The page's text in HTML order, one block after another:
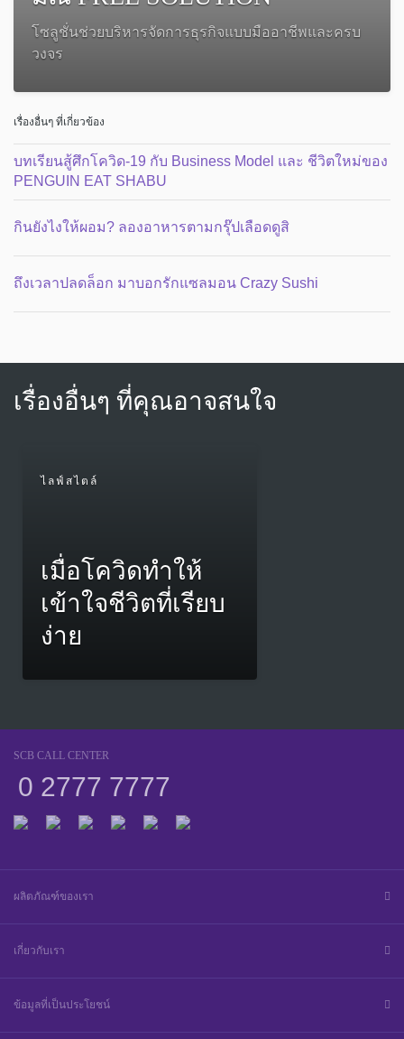
โซลูชั่นช่วยบริหารจัดการธุรกิจแบบมืออาชีพและครบ
วงจร
เรื่องอื่นๆ ที่เกี่ยวข้อง
บทเรียนสู้ศึกโควิด-19 กับ Business Model และ ชีวิตใหม่ของ
PENGUIN EAT SHABU
กินยังไงให้ผอม? ลองอาหารตามกรุ๊ปเลือดดูสิ
ถึงเวลาปลดล็อก มาบอกรักแซลมอน Crazy Sushi
เรื่องอื่นๆ ที่คุณอาจสนใจ
ไลฟ์สไตล์
เมื่อโควิดทำให้
เข้าใจชีวิตที่เรียบ
ง่าย
SCB CALL CENTER
0 2777 7777
ผลิตภัณฑ์ของเรา
เกี่ยวกับเรา
ข้อมูลที่เป็นประโยชน์